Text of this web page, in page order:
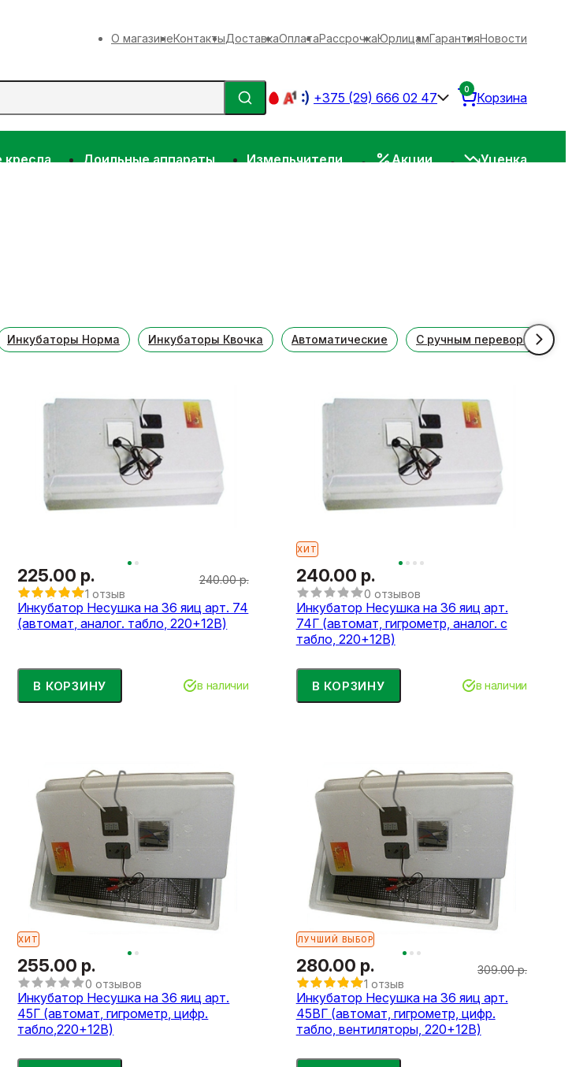
О магазинеКонтактыДоставкаОплатаРассрочкаЮрлицамГарантияНовости
+375 (29) 666 02 47 Корзина
0
Доильные аппараты Измельчители Акции Уценка
Инкубаторы Норма Инкубаторы Квочка Автоматические С ручным переворотом
225.00 р.
240.00 р.
1 отзыв
Инкубатор Несушка на 36 яиц арт. 74
(автомат, аналог. табло, 220+12В)
В КОРЗИНУ в наличии
ХИТ
240.00 р.
0 отзывов
Инкубатор Несушка на 36 яиц арт.
74Г (автомат, гигрометр, аналог. с
табло, 220+12В)
В КОРЗИНУ в наличии
ХИТ
255.00 р.
0 отзывов
Инкубатор Несушка на 36 яиц арт.
45Г (автомат, гигрометр, цифр.
табло,220+12В)
ЛУЧШИЙ ВЫБОР
280.00 р.
309.00 р.
1 отзыв
Инкубатор Несушка на 36 яиц арт.
45ВГ (автомат, гигрометр, цифр.
табло, вентиляторы, 220+12В)